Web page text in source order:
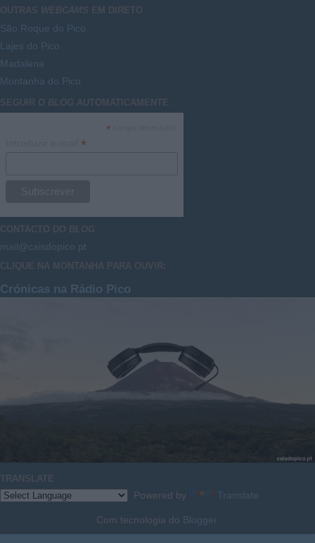
OUTRAS WEBCAMS EM DIRETO
São Roque do Pico
Lajes do Pico
Madalena
Montanha do Pico
SEGUIR O BLOG AUTOMATICAMENTE
*
*
CONTACTO DO BLOG
mail@caisdopico.pt
CLIQUE NA MONTANHA PARA OUVIR:
Crónicas na Rádio Pico
TRANSLATE
Powered by Translate
Com tecnologia do Blogger.